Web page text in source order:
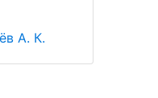
А. К.